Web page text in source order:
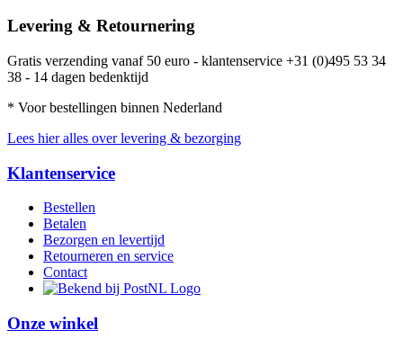
Levering & Retournering
Gratis verzending vanaf 50 euro - klantenservice +31 (0)495 53 34
38 - 14 dagen bedenktijd
* Voor bestellingen binnen Nederland
Lees hier alles over levering & bezorging
Klantenservice
Bestellen
Betalen
Bezorgen en levertijd
Retourneren en service
Contact
Onze winkel